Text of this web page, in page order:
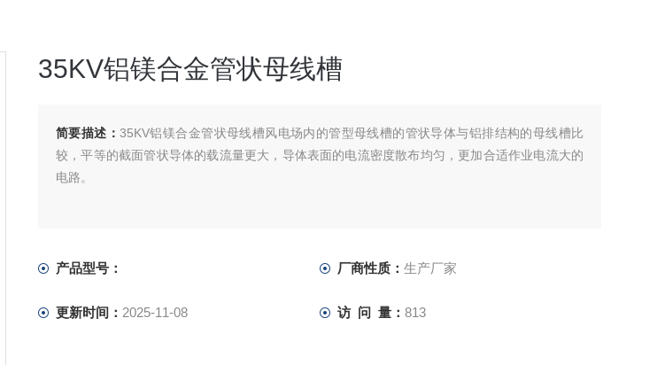
35KV铝镁合金管状母线槽
简要描述：35KV铝镁合金管状母线槽风电场内的管型母线槽的管状导体与铝排结构的母线槽比
较，平等的截面管状导体的载流量更大，导体表面的电流密度散布均匀，更加合适作业电流大的
电路。
产品型号： 厂商性质： 生产厂家
更新时间： 2025-11-08 访 问 量： 813